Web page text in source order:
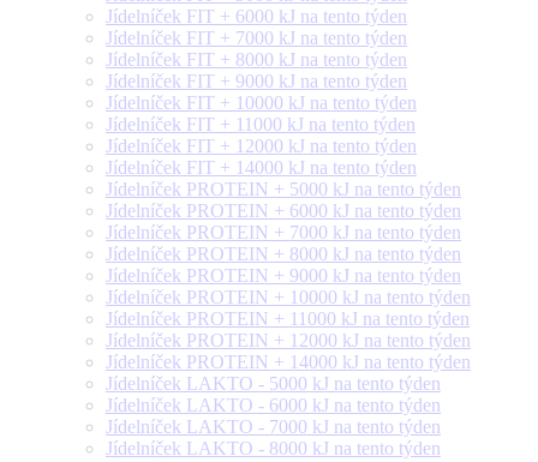
Jídelníček FIT + 6000 kJ na tento týden
Jídelníček FIT + 7000 kJ na tento týden
Jídelníček FIT + 8000 kJ na tento týden
Jídelníček FIT + 9000 kJ na tento týden
Jídelníček FIT + 10000 kJ na tento týden
Jídelníček FIT + 11000 kJ na tento týden
Jídelníček FIT + 12000 kJ na tento týden
Jídelníček FIT + 14000 kJ na tento týden
Jídelníček PROTEIN + 5000 kJ na tento týden
Jídelníček PROTEIN + 6000 kJ na tento týden
Jídelníček PROTEIN + 7000 kJ na tento týden
Jídelníček PROTEIN + 8000 kJ na tento týden
Jídelníček PROTEIN + 9000 kJ na tento týden
Jídelníček PROTEIN + 10000 kJ na tento týden
Jídelníček PROTEIN + 11000 kJ na tento týden
Jídelníček PROTEIN + 12000 kJ na tento týden
Jídelníček PROTEIN + 14000 kJ na tento týden
Jídelníček LAKTO - 5000 kJ na tento týden
Jídelníček LAKTO - 6000 kJ na tento týden
Jídelníček LAKTO - 7000 kJ na tento týden
Jídelníček LAKTO - 8000 kJ na tento týden